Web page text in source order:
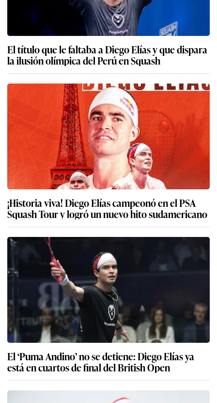
El título que le faltaba a Diego Elías y que dispara
la ilusión olímpica del Perú en Squash
¡Historia viva! Diego Elías campeonó en el PSA
Squash Tour y logró un nuevo hito sudamericano
El ‘Puma Andino’ no se detiene: Diego Elías ya
está en cuartos de final del British Open